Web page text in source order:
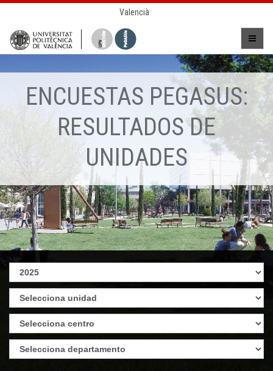
Valencià
ENCUESTAS PEGASUS:
RESULTADOS DE
UNIDADES